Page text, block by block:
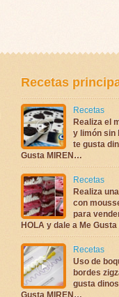
Recetas
Recetas
Realiza el
y limón sin
te gusta
Gusta MIREN…
Recetas
Realiza
con
para
HOLA y dale a Me
Recetas
Uso de
bordes
gusta
Gusta MIREN…